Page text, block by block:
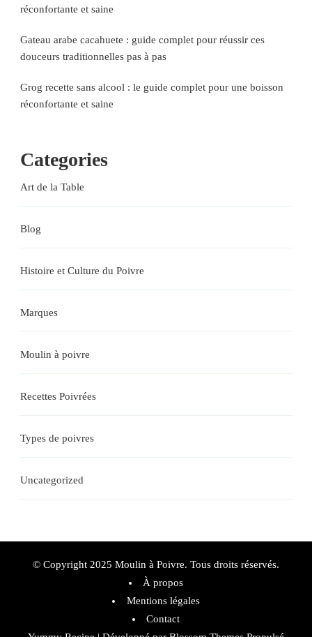
réconfortante et saine
Gateau arabe cacahuete : guide complet pour réussir ces
douceurs traditionnelles pas à pas
Grog recette sans alcool : le guide complet pour une boisson
réconfortante et saine
Categories
Art de la Table
Blog
Histoire et Culture du Poivre
Marques
Moulin à poivre
Recettes Poivrées
Types de poivres
Uncategorized
© Copyright 2025 Moulin à Poivre. Tous droits réservés.
À propos
Mentions légales
Contact